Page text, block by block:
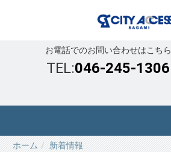
お電話でのお問い合わせはこちら
TEL:046-245-1306
ホーム
新着情報